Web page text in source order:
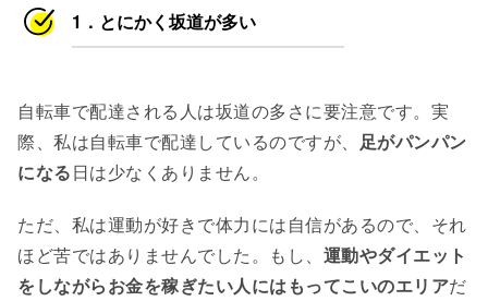
1．とにかく坂道が多い
自転車で配達される人は坂道の多さに要注意です。実
際、私は自転車で配達しているのですが、 足がパンパン
になる日は少なくありません。
ただ、私は運動が好きで体力には自信があるので、それ
ほど苦ではありませんでした。もし、 運動やダイエット
をしながらお金を稼ぎたい人にはもってこいのエリアだ